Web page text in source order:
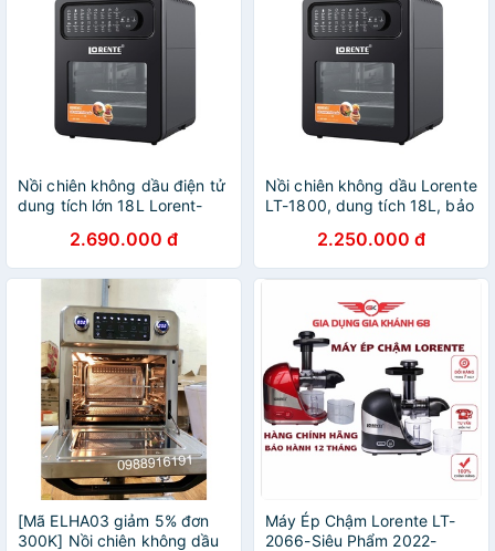
Nồi chiên không dầu điện tử
dung tích lớn 18L Lorent-
2.690.000 đ
Nồi chiên không dầu Lorente
LT-1800, dung tích 18L, bảo
2.250.000 đ
[Mã ELHA03 giảm 5% đơn
300K] Nồi chiên không dầu
Máy Ép Chậm Lorente LT-
2066-Siêu Phẩm 2022-